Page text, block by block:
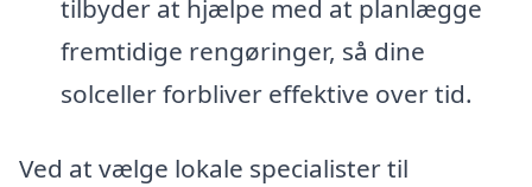
tilbyder at hjælpe med at planlægge
fremtidige rengøringer, så dine
solceller forbliver effektive over tid.
Ved at vælge lokale specialister til